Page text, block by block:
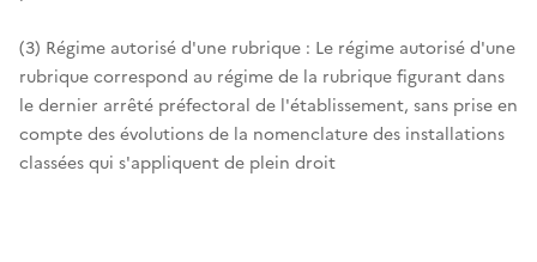
(3) Régime autorisé d'une rubrique : Le régime autorisé d'une
rubrique correspond au régime de la rubrique figurant dans
le dernier arrêté préfectoral de l'établissement, sans prise en
compte des évolutions de la nomenclature des installations
classées qui s'appliquent de plein droit